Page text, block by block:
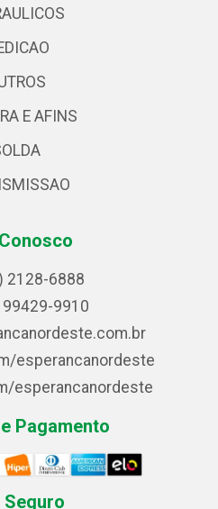
E AFINS
2128-6888
99429-9910
esperancanordeste
esperancanordeste
Pagamento
Seguro